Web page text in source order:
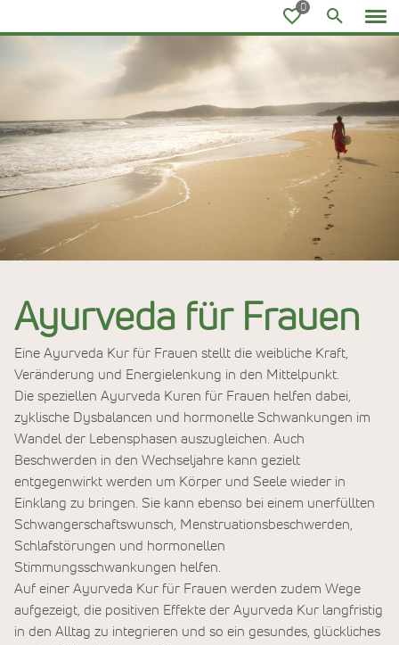
Ayurveda für Frauen
Eine Ayurveda Kur für Frauen stellt die weibliche Kraft,
Veränderung und Energielenkung in den Mittelpunkt.
Die speziellen Ayurveda Kuren für Frauen helfen dabei,
zyklische Dysbalancen und hormonelle Schwankungen im
Wandel der Lebensphasen auszugleichen. Auch
Beschwerden in den Wechseljahre kann gezielt
entgegenwirkt werden um Körper und Seele wieder in
Einklang zu bringen. Sie kann ebenso bei einem unerfüllten
Schwangerschaftswunsch, Menstruationsbeschwerden,
Schlafstörungen und hormonellen
Stimmungsschwankungen helfen.
Auf einer Ayurveda Kur für Frauen werden zudem Wege
aufgezeigt, die positiven Effekte der Ayurveda Kur langfristig
in den Alltag zu integrieren und so ein gesundes, glückliches